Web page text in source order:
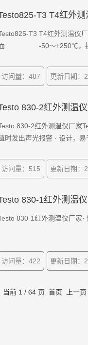
T3 T4红外测
T3 T4红外测温仪
-50～+250℃，接
访问量：487 更新日期：
830-2红外测温
830-2红外测温仪厂家
时发出声光报警 · 设计，易
访问量：515 更新日期：
830-1红外测温
830-1红外测温仪厂家·
访问量：422 更新日期：
当前 1 / 64 页 首页 上一页